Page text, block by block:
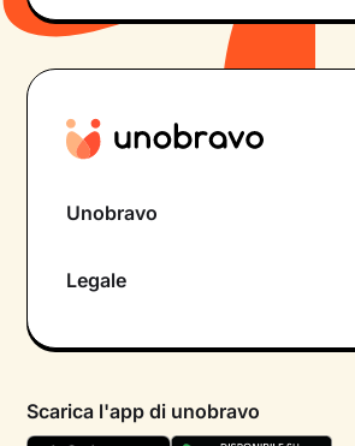
Unobravo
Psicologo in chat
Aiuto urgente
Legale
Termini e condizioni
Scarica l'app di unobravo